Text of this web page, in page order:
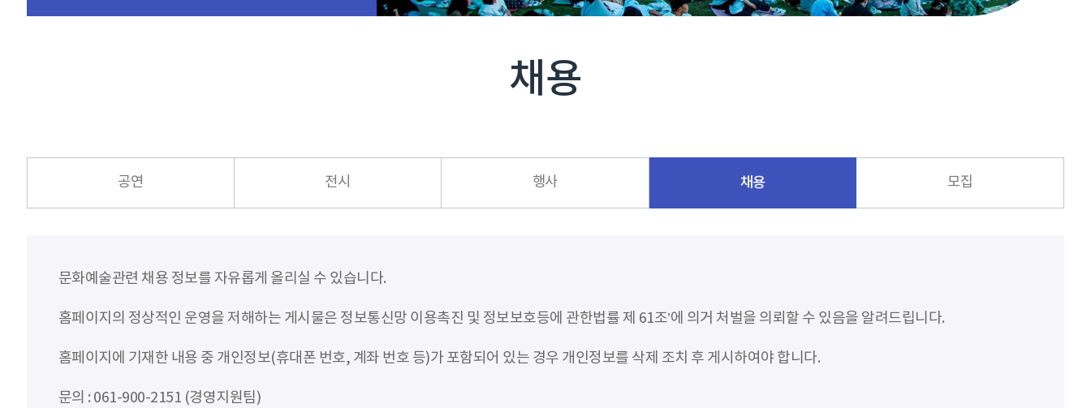
채용
공연 전시 행사 채용 모집
문화예술관련 채용 정보를 자유롭게 올리실 수 있습니다.
홈페이지의 정상적인 운영을 저해하는 게시물은 정보통신망 이용촉진 및 정보보호등에 관한법률 제 61조’에 의거 처벌을 의뢰할 수 있음을 알려드립니다.
홈페이지에 기재한 내용 중 개인정보(휴대폰 번호, 계좌 번호 등)가 포함되어 있는 경우 개인정보를 삭제 조치 후 게시하여야 합니다.
문의 : 061-900-2151 (경영지원팀)